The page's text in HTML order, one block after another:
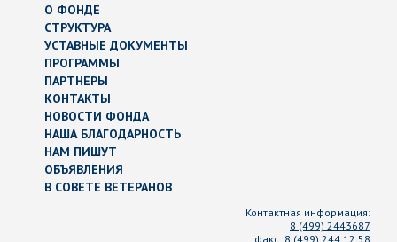
О ФОНДЕ
СТРУКТУРА
УСТАВНЫЕ ДОКУМЕНТЫ
ПРОГРАММЫ
ПАРТНЕРЫ
КОНТАКТЫ
НОВОСТИ ФОНДА
НАША БЛАГОДАРНОСТЬ
НАМ ПИШУТ
ОБЪЯВЛЕНИЯ
В СОВЕТЕ ВЕТЕРАНОВ
Контактная информация:
8 (499) 2443687
факс: 8 (499) 244 12 58